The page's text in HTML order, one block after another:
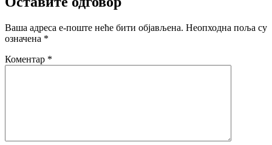
Ваша адреса е-поште неће бити објављена. Неопходна поља су
означена *
Коментар *